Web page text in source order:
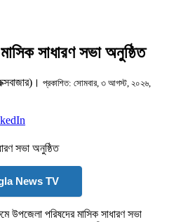
সাধারণ সভা অনুষ্ঠিত
প্রকাশিত: সোমবার, ৩ আগস্ট, ২০২৬,
News TV
উপজেলা পরিষদের মাসিক সাধারণ সভা